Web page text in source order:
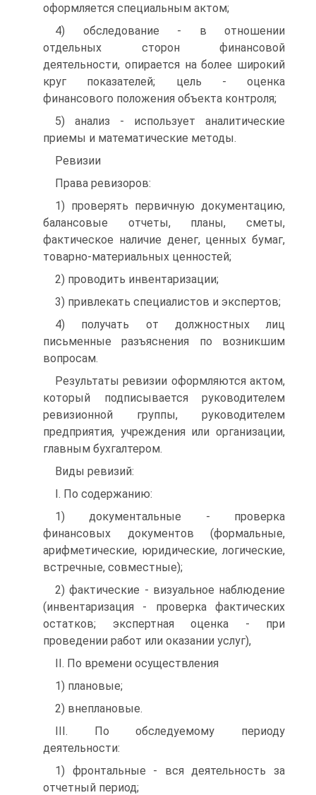
оформляется специальным актом;
4) обследование - в отношении
отдельных сторон финансовой
деятельности, опирается на более широкий
круг показателей; цель - оценка
финансового положения объекта контроля;
5) анализ - использует аналитические
приемы и математические методы.
Ревизии
Права ревизоров:
1) проверять первичную документацию,
балансовые отчеты, планы, сметы,
фактическое наличие денег, ценных бумаг,
товарно-материальных ценностей;
2) проводить инвентаризации;
3) привлекать специалистов и экспертов;
4) получать от должностных лиц
письменные разъяснения по возник­шим
вопросам.
Результаты ревизии оформляются актом,
который подписывается руководителем
ревизионной группы, руководителем
предприятия, учреж­дения или организации,
главным бухгалтером.
Виды ревизий:
I. По содержанию:
1) документальные - проверка
финансовых документов (формальные,
арифметические, юридические, логические,
встречные, совместные);
2) фактические - визуальное наблюдение
(инвентаризация - проверка фактических
остатков; экспертная оценка - при
проведении работ или оказании услуг),
II. По времени осуществления
1) плановые;
2) внеплановые.
III. По обследуемому периоду
деятельности:
1) фронтальные - вся деятельность за
отчетный период;